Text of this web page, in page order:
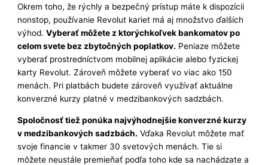
Okrem toho, že rýchly a bezpečný prístup máte k dispozícii
nonstop, používanie Revolut kariet má aj množstvo ďalších
výhod.Vyberať môžete z ktorýchkoľvek bankomatov po
celom svete bez zbytočných poplatkov. Peniaze môžete
vyberať prostredníctvom mobilnej aplikácie alebo fyzickej
karty Revolut. Zároveň môžete vyberať vo viac ako 150
menách. Pri platbách budete zároveň využívať aktuálne
konverzné kurzy platné v medzibankových sadzbách.
Spoločnosť tiež ponúka najvýhodnejšie konverzné kurzy
v medzibankových sadzbách. Vďaka Revolut môžete mať
svoje financie v takmer 30 svetových menách. Tie si
môžete neustále premieňať podľa toho kde sa nachádzate a